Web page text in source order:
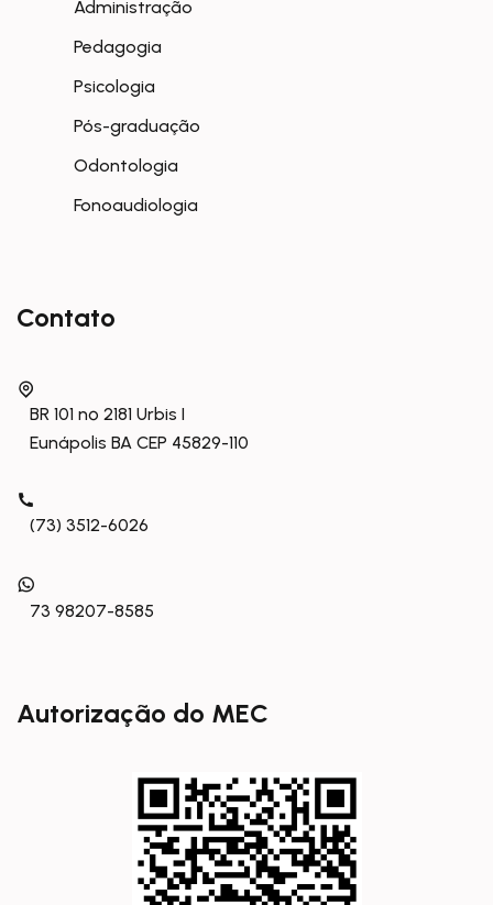
Administração
Pedagogia
Psicologia
Pós-graduação
Odontologia
Fonoaudiologia
Contato
BR 101 nº 2181 Urbis I
Eunápolis BA CEP 45829-110
(73) 3512-6026
73 98207-8585
Autorização do MEC